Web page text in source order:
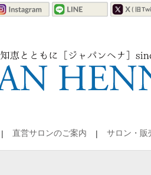
直営サロンのご案内 サロン・販